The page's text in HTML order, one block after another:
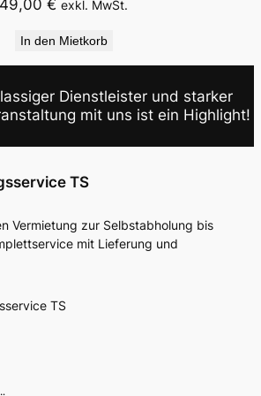
49,00 € exkl. MwSt.
In den Mietkorb
Dienstleister und starker
mit uns ist ein Highlight!
TS
Vermietung zur Selbstabholung bis
mit Lieferung und
TS